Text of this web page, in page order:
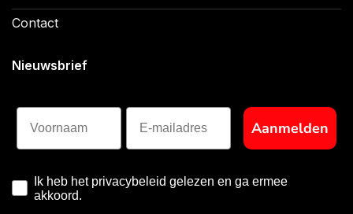
Contact
Nieuwsbrief
Voornaam
Aanmelden
Ik heb het privacybeleid gelezen en ga ermee
akkoord.